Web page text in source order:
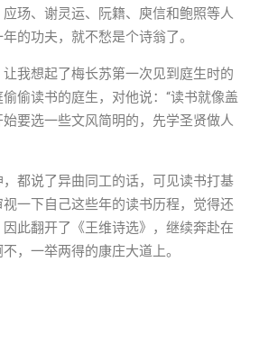
玚、谢灵运、阮籍、庾信和鲍照等人
的功夫，就不愁是个诗翁了。
我想起了梅长苏第一次见到庭生时的
偷读书的庭生，对他说：“读书就像盖
要选一些文风简明的，先学圣贤做人
都说了异曲同工的话，可见读书打基
一下自己这些年的读书历程，觉得还
此翻开了《王维诗选》，继续奔赴在
，一举两得的康庄大道上。